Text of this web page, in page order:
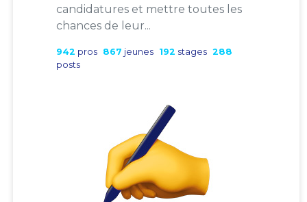
candidatures et mettre toutes les
chances de leur...
942 pros 867 jeunes 192 stages 288
posts